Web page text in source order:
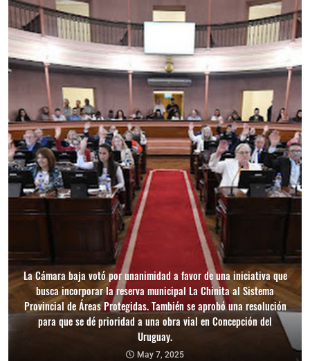
La Cámara baja votó por unanimidad a favor de una iniciativa que
busca incorporar la reserva municipal La Chinita al Sistema
Provincial de Áreas Protegidas. También se aprobó una resolución
para que se dé prioridad a una obra vial en Concepción del
Uruguay.
May 7, 2025